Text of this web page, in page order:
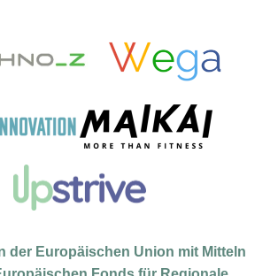
der Europäischen Union mit Mitteln